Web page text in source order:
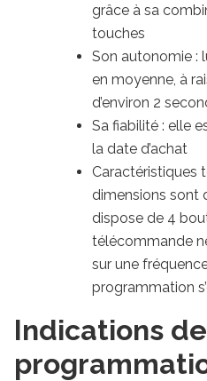
grâce à sa
touches
Son autonomie :
en moyenne, à
d’environ 2
Sa fiabilité : elle
la date d’achat
Caractéristiques
dimensions sont
dispose de 4
télécommande
sur une
programmation
Indications de